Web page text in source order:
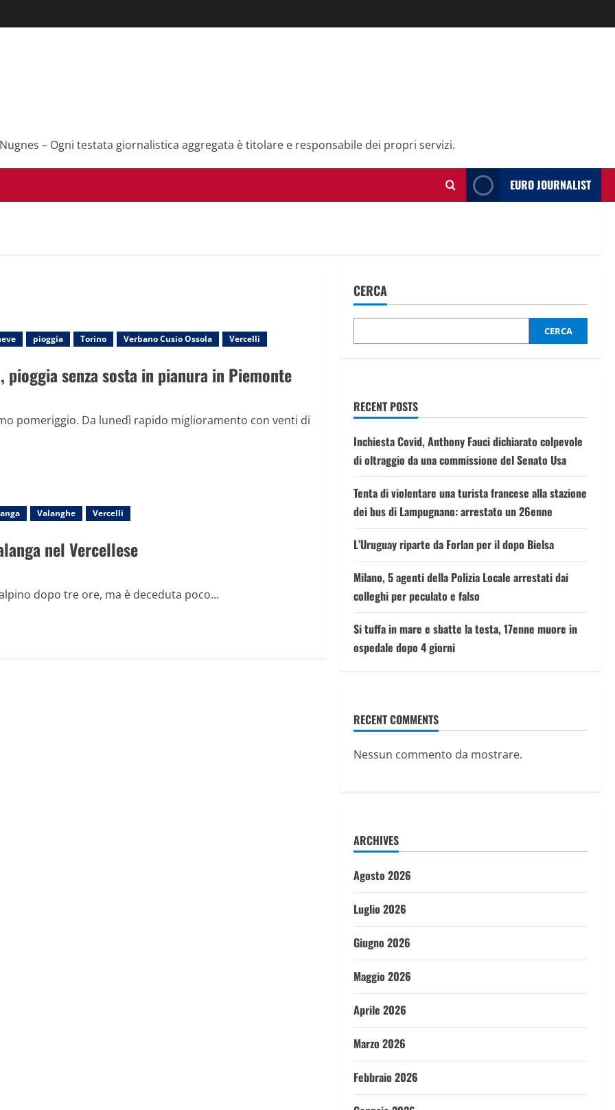
– Ogni testata giornalistica aggregata è titolare e responsabile dei propri servizi.
EURO JOURNALIST
pioggia Torino Verbano Cusio Ossola Vercelli
pioggia senza sosta in pianura in Piemonte
pomeriggio. Da lunedì rapido miglioramento con venti di
Valanghe Vercelli
nel Vercellese
dopo tre ore, ma è deceduta poco...
CERCA
CERCA
RECENT POSTS
Inchiesta Covid, Anthony Fauci dichiarato colpevole
di oltraggio da una commissione del Senato Usa
Tenta di violentare una turista francese alla stazione
dei bus di Lampugnano: arrestato un 26enne
L’Uruguay riparte da Forlan per il dopo Bielsa
Milano, 5 agenti della Polizia Locale arrestati dai
colleghi per peculato e falso
Si tuffa in mare e sbatte la testa, 17enne muore in
ospedale dopo 4 giorni
RECENT COMMENTS
Nessun commento da mostrare.
ARCHIVES
Agosto 2026
Luglio 2026
Giugno 2026
Maggio 2026
Aprile 2026
Marzo 2026
Febbraio 2026